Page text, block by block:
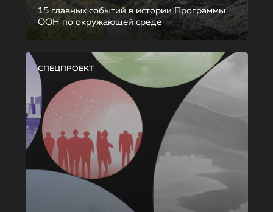
15 главных событий в истории Программы
ООН по окружающей среде
СПЕЦПРОЕКТ